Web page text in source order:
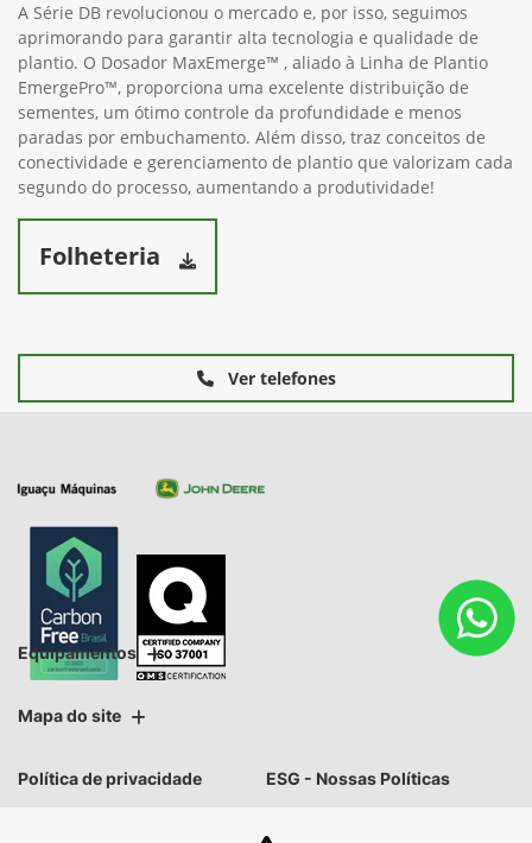
A Série DB revolucionou o mercado e, por isso, seguimos
aprimorando para garantir alta tecnologia e qualidade de
plantio. O Dosador MaxEmerge™ , aliado à Linha de Plantio
EmergePro™, proporciona uma excelente distribuição de
sementes, um ótimo controle da profundidade e menos
paradas por embuchamento. Além disso, traz conceitos de
conectividade e gerenciamento de plantio que valorizam cada
segundo do processo, aumentando a produtividade!
Folheteria
Ver telefones
Equipamentos
Mapa do site
Política de privacidade ESG - Nossas Políticas